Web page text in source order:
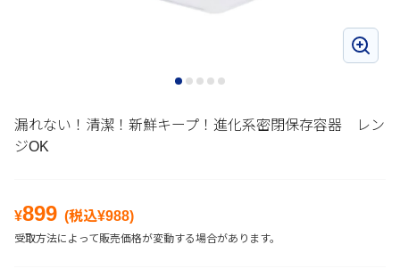
漏れない！清潔！新鮮キープ！進化系密閉保存容器 レン
ジOK
¥899 (税込¥988)
受取方法によって販売価格が変動する場合があります。